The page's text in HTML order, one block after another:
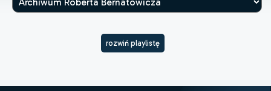
rozwiń playlistę